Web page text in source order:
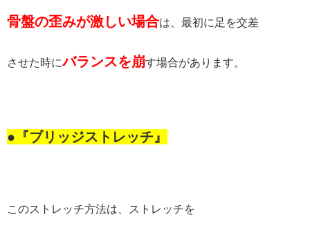
骨盤の歪みが激しい場合は、最初に足を交差
させた時にバランスを崩す場合があります。
●『ブリッジストレッチ』
このストレッチ方法は、ストレッチを